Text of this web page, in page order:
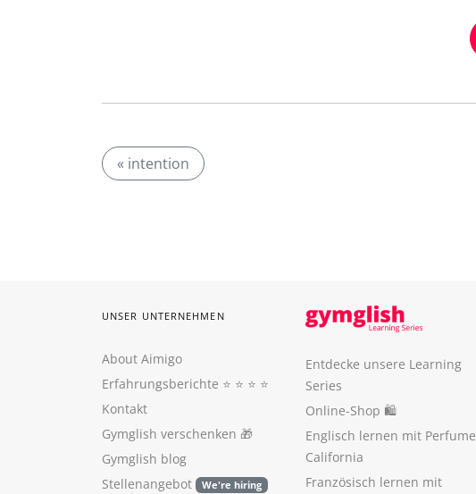
« intention
UNSER UNTERNEHMEN
About Aimigo
Erfahrungsberichte ⭐️ ⭐️ ⭐️ ⭐️
Kontakt
Gymglish verschenken 🎁
Gymglish blog
Stellenangebot
We're hiring
Entdecke unsere Learning
Series
Online-Shop 🛍
Englisch lernen mit Perfume
California
Französisch lernen mit